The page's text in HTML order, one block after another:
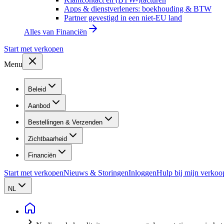
Apps & dienstverleners: boekhouding & BTW
Partner gevestigd in een niet-EU land
Alles van Financiën
Start met verkopen
Menu
Beleid
Aanbod
Bestellingen & Verzenden
Zichtbaarheid
Financiën
Start met verkopenNieuws & StoringenInloggenHulp bij mijn
NL